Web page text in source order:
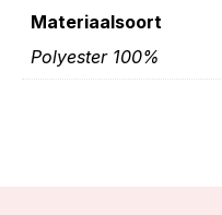
Materiaalsoort
Polyester 100%